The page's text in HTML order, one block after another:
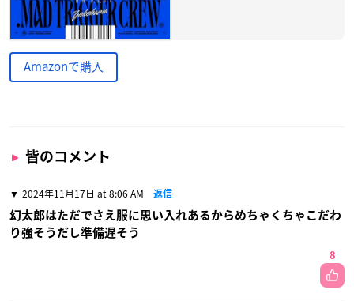
Amazonで購入
皆のコメント
2024年11月17日 at 8:06 AM 返信
幻太郎はただでさえ服に思い入れあるからめちゃくちゃこだわ
り強そうだし準備遅そう
8